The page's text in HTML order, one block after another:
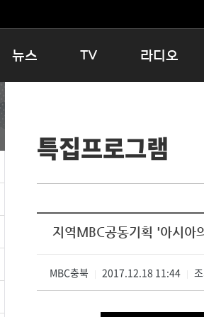
뉴스
보은
옥천
TV
인생내컷
테마기행 길
시청자 FLEX
특집프로그램
종영프로그램
라디오
16:00 완벽한 하루
우리 고향, 부탁해!
특집프로그램
지역MBC공동기획 '아시아
MBC충북 2017.12.18 11:44